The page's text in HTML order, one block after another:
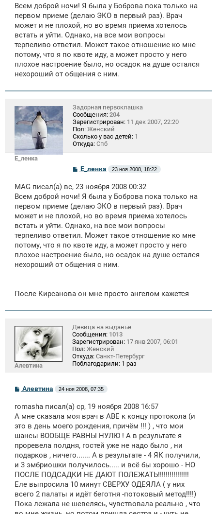
б
щ
н
и
Всем доброй ночи! Я была у Боброва пока только на
первом приеме (делаю ЭКО в первый раз). Врач
может и не плохой, но во время приема хотелось
встать и уйти. Однако, на все мои вопросы
терпеливо ответил. Может такое отношение ко мне
потому, что я по квоте иду, а может просто у него
плохое настроение было, но осадок на душе остался
нехороший от общения с ним.
Е_ленка
Задорная первоклашка
Сообщения: 204
Зарегистрирован: 11 дек 2007, 22:20
Пол: Женский
Сколько у вас детей: 1
Откуда: Спб
С
б
щ
н
и
Е_ленка 23 ноя 2008, 18:22
MAG писал(а) вс, 23 ноября 2008 00:32
Всем доброй ночи! Я была у Боброва пока только на
первом приеме (делаю ЭКО в первый раз). Врач
может и не плохой, но во время приема хотелось
встать и уйти. Однако, на все мои вопросы
терпеливо ответил. Может такое отношение ко мне
потому, что я по квоте иду, а может просто у него
плохое настроение было, но осадок на душе остался
нехороший от общения с ним.
После Кирсанова он мне просто ангелом кажется
Алевтина
Девица на выданье
Сообщения: 1013
Зарегистрирован: 17 янв 2007, 06:01
Пол: Женский
Откуда: Санкт-Петербург
Поблагодарили: 1 раз
С
б
щ
н
и
Алевтина 24 ноя 2008, 07:35
romasha писал(а) ср, 19 ноября 2008 16:57
А мне сказала моя врач в АВЕ к концу протокола (и
это в день моего рождения, причём !!! ) , что мои
шансы ВООБЩЕ РАВНЫ НУЛЮ ! А в результате я
проревела полдня, гостей уже не надо было , ни
подарков , ничего....... А в результате - 4 ЯК получили,
и 3 эмбриошки получилось..... и всё бы хорошо - НО
ПОСЛЕ ПОДСАДКИ НЕ ДАЮТ ПОЛЕЖАТЬ!!!!!!!!!!!!!!!!
Еле выпросила 10 минут СВЕРХУ ОДЕЯЛА ( у них
всего 2 палаты и идёт беготня -потоковый метод!!!!)
Пока лежала не шевелясь, чувствовала реально , что